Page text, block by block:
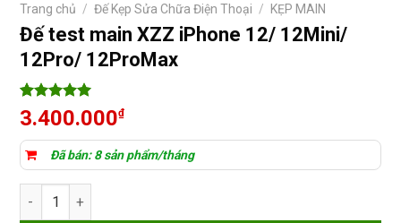
Trang chủ / Đế Kẹp Sửa Chữa Điện Thoại / KẸP MAIN
Đế test main XZZ iPhone 12/ 12Mini/
12Pro/ 12ProMax
5trên 5
dựa trên
9
đánh giá
3.400.000₫
Đã bán: 8 sản phẩm/tháng
Đế test main XZZ iPhone 12/ 12Mini/ 12Pro/ 12ProMax số